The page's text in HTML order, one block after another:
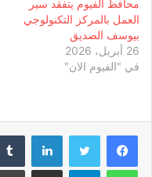
محافظ الفيوم يتفقد سير
العمل بالمركز التكنولوجي
بيوسف الصديق
26 أبريل، 2026
في "الفيوم الان"
لينكدإن
واتساب تيلقرام مشاركة عبر البريد